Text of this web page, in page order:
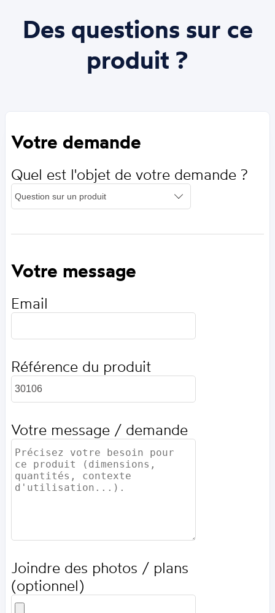
Des questions sur ce
produit ?
Votre demande
Quel est l'objet de votre demande ?
Votre message
Email
Référence du produit
Votre message / demande
Joindre des photos / plans
(optionnel)